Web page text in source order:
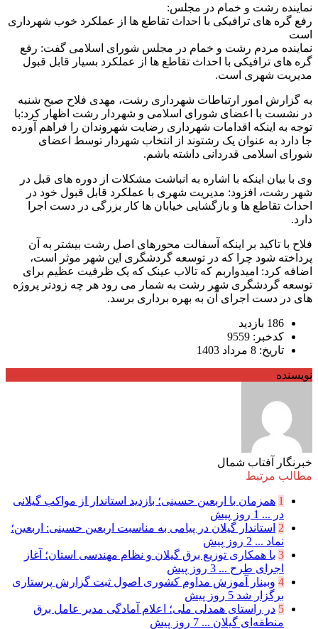
نماینده رشت و خمام در مجلس:
رفع گره های ترافیکی با احداث تقاطع ها از عملکرد خوب شهرداری
است
نماینده مردم رشت و خمام در مجلس شورای اسلامی گفت: رفع
گره های ترافیکی با احداث تقاطع ها از عملکرد بسیار قابل قبول
مدیریت شهری است.
به گزارش امور ارتباطات شهرداری رشت، مهدی فلاح صبح شنبه
در نشست با اعضای شورای اسلامی و شهردار رشت اظهار کرد:با
توجه به اینکه اقدامات شهرداری رضایت شهروندان را فراهم آورده
جا دارد به عنوان یک رشتوند از انتخاب شهردار توسط اعضای
شورای اسلامی قدردانی داشته باشم.
وی با بیان اینکه با اشاره به انباشت مشکلات از دوره های قبل در
شهر رشت، افزود: مدیریت شهری با عملکرد قابل قبول خود در
احداث تقاطع ها و بازگشایی خیابان ها کار بزرگی در دست اجرا
دارد.
فلاح با تاکید بر اینکه آسفالت محورهای اصل رشت بیشتر به آن
پرداخته شود چرا که در توسعه گردشگری این شهر موثر است،
اضافه کرد: امیدواربم که تالاب عینک که یک ظرفیت عظیم برای
توسعه گردشگری شهر رشت به شمار می رود هر چه زودتر پروژه
های در دست اجرای آن به بهره برداری برسد.
186 بازدید
کدخبر: 9559
تاریخ: 8 مرداد 1403
نویسنده
خبرنگار آفتاب شمال
مطالب مرتبط
1 همزمان با اربعین حسینی؛ بازدید استاندار از مواکب گیلانی
در ... 1 روز پیش
2 استاندار گیلان در پیامی به مناسبت اربعین حسینی: اربعین؛
نماد ... 2 روز پیش
3 با همکاری توزیع برق گیلان و نظام مهندسی استان؛ آغاز
اجرای طرح ... 3 روز پیش
4 وبینار آموزش مداوم کشوری اصول ثبت گزارش پرستاری
برگزار شد 5 روز پیش
5 در راستای همدلی ملی؛ اعلام آمادگی مدیر عامل برق
منطقه‌ای گیلان ... 7 روز پیش